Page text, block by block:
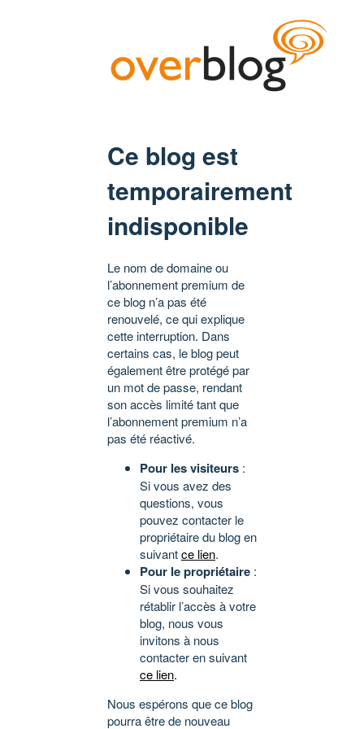
Ce blog est
temporairement
indisponible
Le nom de domaine ou
l’abonnement premium de
ce blog n’a pas été
renouvelé, ce qui explique
cette interruption. Dans
certains cas, le blog peut
également être protégé par
un mot de passe, rendant
son accès limité tant que
l’abonnement premium n’a
pas été réactivé.
Pour les visiteurs :
Si vous avez des
questions, vous
pouvez contacter le
propriétaire du blog en
suivantce lien.
Pour le propriétaire :
Si vous souhaitez
rétablir l’accès à votre
blog, nous vous
invitons à nous
contacter en suivant
ce lien.
Nous espérons que ce blog
pourra être de nouveau